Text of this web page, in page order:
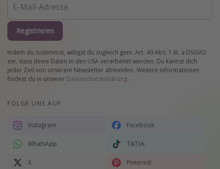
Registrieren
Indem du zustimmst, willigst du zugleich gem. Art. 49 Abs. 1 lit. a DSGVO
ein, dass deine Daten in den USA verarbeitet werden. Du kannst dich
jeder Zeit von unserem Newsletter abmelden. Weitere Informationen
findest du in unserer Datenschutzerklärung.
FOLGE UNS AUF
Instagram Facebook
WhatsApp TikTok
X Pinterest